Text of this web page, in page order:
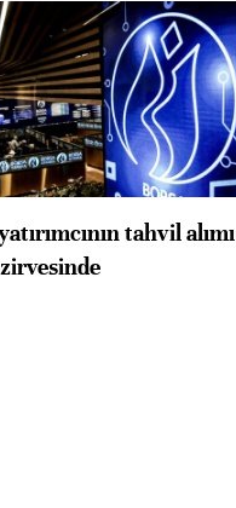
tahvil alımı
zirvesinde